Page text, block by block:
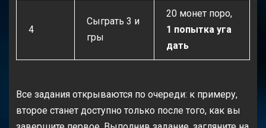
4
Сыграть 3 и
гры
20 монет поро,
1 попытка уга
дать
Все задания открываются по очереди: к примеру,
второе станет доступно только после того, как вы